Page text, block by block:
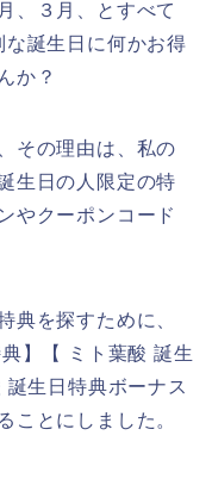
、３月、とすべて
誕生日に何かお得
か？
その理由は、私の
生日の人限定の特
やクーポンコード
典を探すために、
】【 ミト葉酸 誕生
生日特典ボーナス
ことにしました。